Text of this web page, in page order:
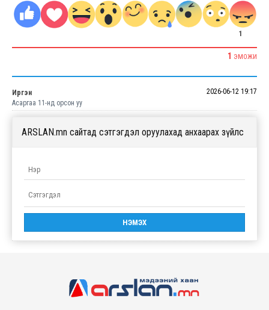
1
1 ЭМОЖИ
Иргэн
2026-06-12 19:17
Асаргаа 11-нд орсон уу
ARSLAN.mn сайтад сэтгэгдэл оруулахад анхаарах зүйлс